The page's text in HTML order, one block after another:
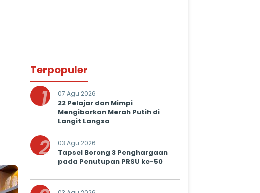
Terpopuler
1 07 Agu 2026
22 Pelajar dan Mimpi
Mengibarkan Merah Putih di
Langit Langsa
2 03 Agu 2026
Tapsel Borong 3 Penghargaan
pada Penutupan PRSU ke-50